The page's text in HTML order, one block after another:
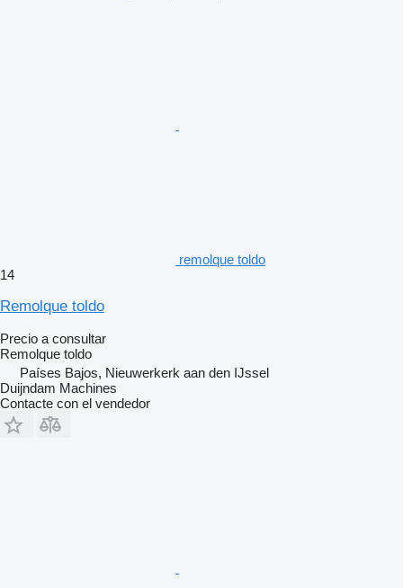
remolque toldo
14
Remolque toldo
Precio a consultar
Remolque toldo
Países Bajos, Nieuwerkerk aan den IJssel
Duijndam Machines
Contacte con el vendedor